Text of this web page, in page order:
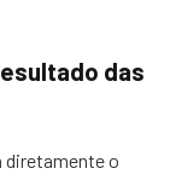
das
diretamente o